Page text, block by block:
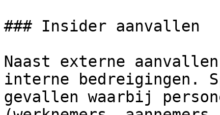
### Insider aanvallen
Naast externe
interne bedreigingen.
gevallen waarbij